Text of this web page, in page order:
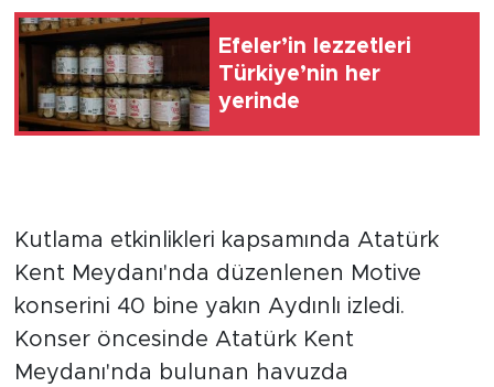
Efeler’in lezzetleri
Türkiye’nin her
yerinde
Kutlama etkinlikleri kapsamında Atatürk
Kent Meydanı'nda düzenlenen Motive
konserini 40 bine yakın Aydınlı izledi.
Konser öncesinde Atatürk Kent
Meydanı'nda bulunan havuzda